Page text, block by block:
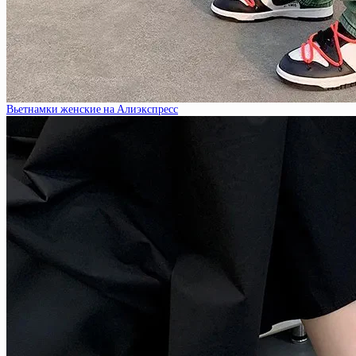
Вьетнамки женские на Алиэкспресс